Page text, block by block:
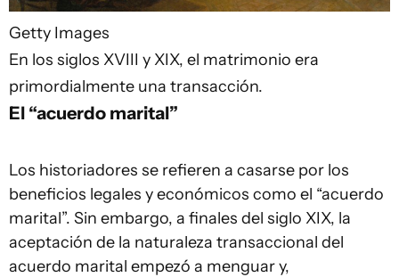
Getty Images
En los siglos XVIII y XIX, el matrimonio era
primordialmente una transacción.
El “acuerdo marital”
Los historiadores se refieren a casarse por los
beneficios legales y económicos como el “acuerdo
marital”. Sin embargo, a finales del siglo XIX, la
aceptación de la naturaleza transaccional del
acuerdo marital empezó a menguar y,